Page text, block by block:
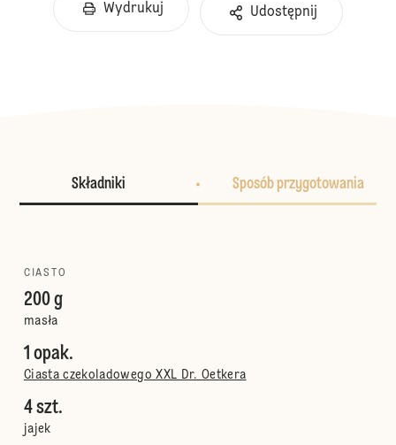
Wydrukuj Udostępnij
Składniki Sposób przygotowania
CIASTO
200 g
masła
1 opak.
Ciasta czekoladowego XXL Dr. Oetkera
4 szt.
jajek